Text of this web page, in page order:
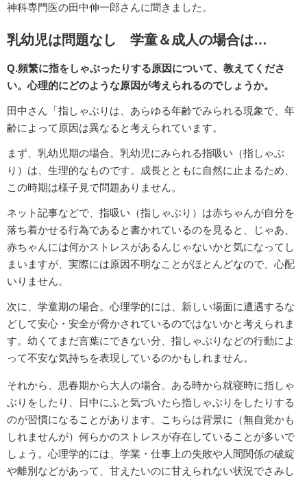
神科専門医の田中伸一郎さんに聞きました。
乳幼児は問題なし 学童＆成人の場合は…
Q.頻繁に指をしゃぶったりする原因について、教えてくださ
い。心理的にどのような原因が考えられるのでしょうか。
田中さん「指しゃぶりは、あらゆる年齢でみられる現象で、年
齢によって原因は異なると考えられています。
まず、乳幼児期の場合。乳幼児にみられる指吸い（指しゃぶ
り）は、生理的なものです。成長とともに自然に止まるため、
この時期は様子見で問題ありません。
ネット記事などで、指吸い（指しゃぶり）は赤ちゃんが自分を
落ち着かせる行為であると書かれているのを見ると、じゃあ、
赤ちゃんには何かストレスがあるんじゃないかと気になってし
まいますが、実際には原因不明なことがほとんどなので、心配
いりません。
次に、学童期の場合。心理学的には、新しい場面に遭遇するな
どして安心・安全が脅かされているのではないかと考えられま
す。幼くてまだ言葉にできない分、指しゃぶりなどの行動によ
って不安な気持ちを表現しているのかもしれません。
それから、思春期から大人の場合。ある時から就寝時に指しゃ
ぶりをしたり、日中にふと気づいたら指しゃぶりをしたりする
のが習慣になることがあります。こちらは背景に（無自覚かも
しれませんが）何らかのストレスが存在していることが多いで
しょう。心理学的には、学業・仕事上の失敗や人間関係の破綻
や離別などがあって、甘えたいのに甘えられない状況でさみし